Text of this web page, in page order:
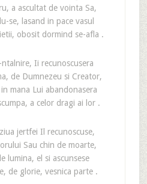
a ascultat de vointa Sa,
se, lasand in pace vasul
obosit dormind se-afla .
Ii recunoscusera
de Dumnezeu si Creator,
mana Lui abandonasera
a celor dragi ai lor .
jertfei Il recunoscuse,
Sau chin de moarte,
lumina, el si ascunsese
de glorie, vesnica parte .